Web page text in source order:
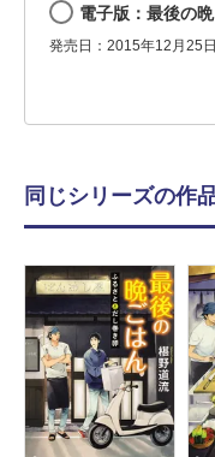
電子版：最後の
発売日：2015年12月25日
同じシリーズの作